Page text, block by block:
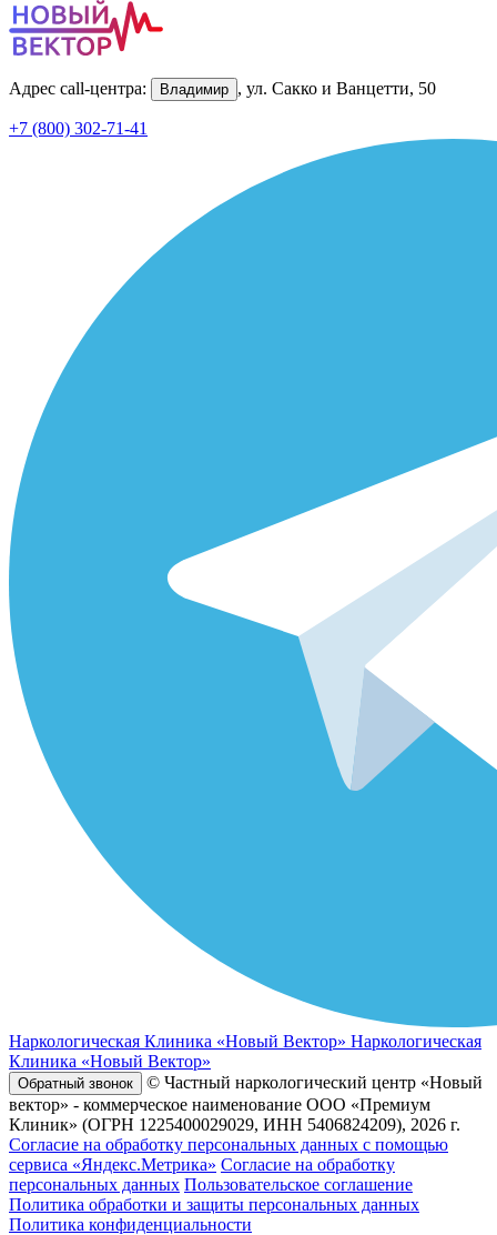
Адрес call-центра: Владимир , ул. Сакко и Ванцетти, 50
+7 (800) 302-71-41
Наркологическая Клиника «Новый Вектор» Наркологическая
Клиника «Новый Вектор»
Обратный звонок
© Частный наркологический центр «Новый
вектор» - коммерческое наименование ООО «Премиум
Клиник» (ОГРН 1225400029029, ИНН 5406824209), 2026 г.
Согласие на обработку персональных данных с помощью
сервиса «Яндекс.Метрика» Согласие на обработку
персональных данных Пользовательское соглашение
Политика обработки и защиты персональных данных
Политика конфиденциальности